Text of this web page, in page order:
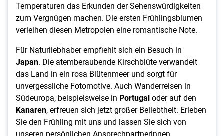
Temperaturen das Erkunden der Sehenswürdigkeiten
zum Vergnügen machen. Die ersten Frühlingsblumen
verleihen diesen Metropolen eine romantische Note.
Für Naturliebhaber empfiehlt sich ein Besuch in
Japan. Die atemberaubende Kirschblüte verwandelt
das Land in ein rosa Blütenmeer und sorgt für
unvergessliche Fotomotive. Auch Wanderreisen in
Südeuropa, beispielsweise in Portugaloder auf den
Kanaren, erfreuen sich jetzt großer Beliebtheit. Erleben
Sie den Frühling mit uns und lassen Sie sich von
unseren persönlichen Ansprechpartnerinnen